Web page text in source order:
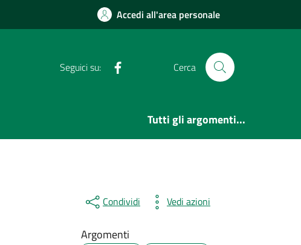
Accedi all'area personale
Seguici su: Cerca
Tutti gli argomenti...
Condividi Vedi azioni
Argomenti